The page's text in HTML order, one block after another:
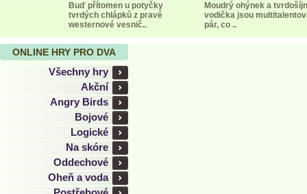
Buď přítomen u potyčky
tvrdých chlápků z pravé
westernové vesnič..
Moudrý ohýnek a
vodička jsou
pár, co ..
ONLINE HRY PRO DVA
Všechny hry
Akční
Angry Birds
Bojové
Logické
Na skóre
Oddechové
Oheň a voda